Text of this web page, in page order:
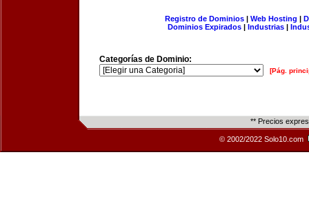
Registro de Dominios| Web Hosting |
Dominios Expirados | Industrias |
Categorías de Dominio:
[Pág.
** Precios
© 2002/2022 Solo10.com